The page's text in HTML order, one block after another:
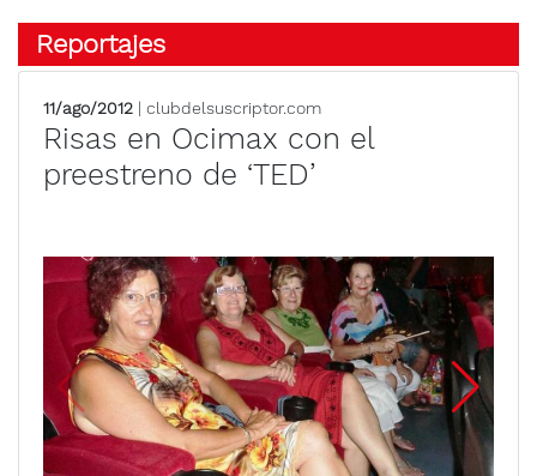
Reportajes
11/ago/2012 | clubdelsuscriptor.com
Risas en Ocimax con el
preestreno de ‘TED’